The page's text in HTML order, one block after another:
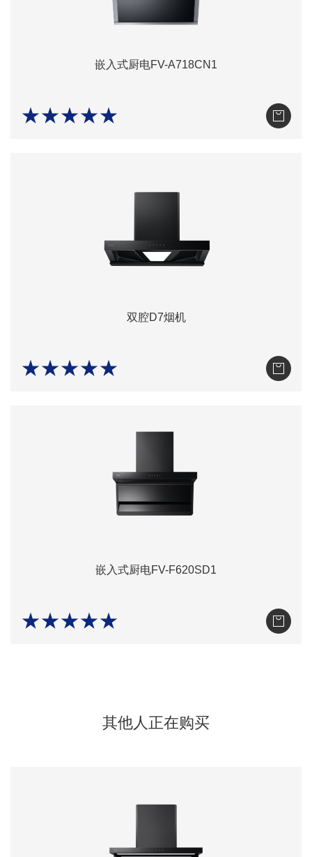
嵌入式厨电FV-A718CN1
★★★★★
双腔D7烟机
★★★★★
嵌入式厨电FV-F620SD1
★★★★★
其他人正在购买